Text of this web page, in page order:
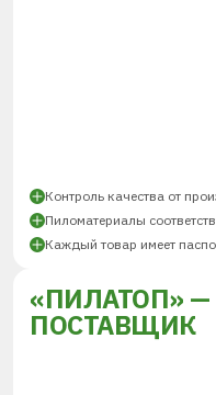
Контроль качества от
Пиломатериалы
Каждый товар имеет
«ПИЛАТОП»
ПОСТАВЩИК